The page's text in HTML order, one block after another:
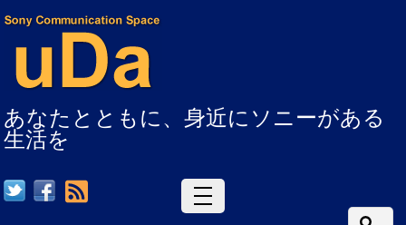
あなたとともに、身近にソニーがある
生活を